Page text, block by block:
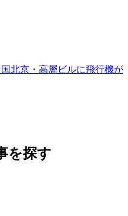
北京・高層ビルに飛行機が
を探す